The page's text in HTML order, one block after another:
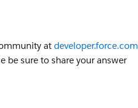
/>
yField="data3"
/>
at developer.force.com
be sure to share your answer